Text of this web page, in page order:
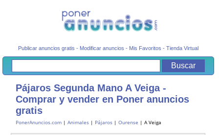
Publicar anuncios gratis - Modificar anuncios - Mis Favoritos -Tienda Virtual
Pájaros Segunda Mano A Veiga -
Comprar y vender en Poner anuncios
gratis
PonerAnuncios.com |Animales | Pájaros |Ourense | A Veiga